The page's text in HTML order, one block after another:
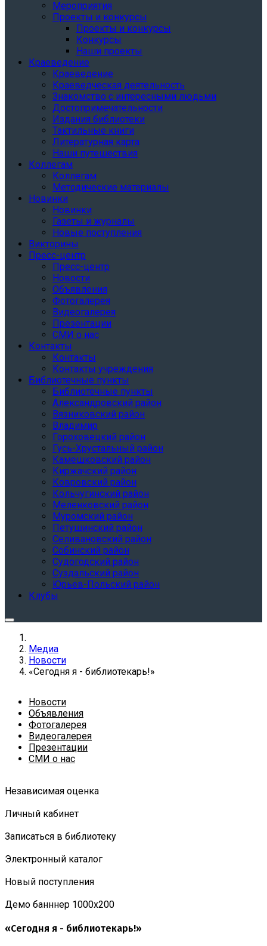
Мероприятия
Проекты и конкурсы
Проекты и конкурсы
Конкурсы
Наши проекты
Краеведение
Краеведение
Краеведческая деятельность
Знакомство с интересными людьми
Достопримечательности
Издания библиотеки
Тактильные книги
Литературная карта
Наши путешествия
Коллегам
Коллегам
Методические материалы
Новинки
Новинки
Газеты и журналы
Новые поступления
Викторины
Пресс-центр
Пресс-центр
Новости
Объявления
Фотогалерея
Видеогалерея
Презентации
СМИ о нас
Контакты
Контакты
Контакты учреждения
Библиотечные пункты
Библиотечные пункты
Александровский район
Вязниковский район
Владимир
Гороховецкий район
Гусь-Хрустальный район
Камешковский район
Киржачский район
Ковровский район
Кольчугинский район
Меленковский район
Муромский район
Петушинский район
Селивановский район
Собинский район
Судогодский район
Суздальский район
Юрьев-Польский район
Клубы
Медиа
Новости
«Сегодня я - библиотекарь!»
Новости
Объявления
Фотогалерея
Видеогалерея
Презентации
СМИ о нас
Независимая оценка
Личный кабинет
Записаться в библиотеку
Электронный каталог
Новый поступления
Демо банннер 1000х200
«Сегодня я - библиотекарь!»